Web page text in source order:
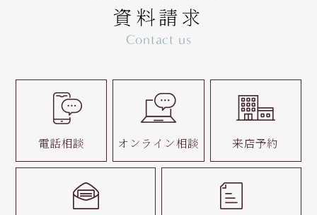
資料請求
Contact us
電話相談 オンライン相談 来店予約